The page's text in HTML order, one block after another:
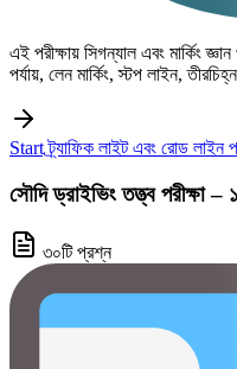
এই পরীক্ষায় সিগন্যাল এবং মার্কিং জ্ঞান
পর্যায়, লেন মার্কিং, স্টপ লাইন,
Start ট্র্যাফিক লাইট এবং রোড লাইন
সৌদি ড্রাইভিং তত্ত্ব পরীক্ষা – ১
৩০টি প্রশ্ন